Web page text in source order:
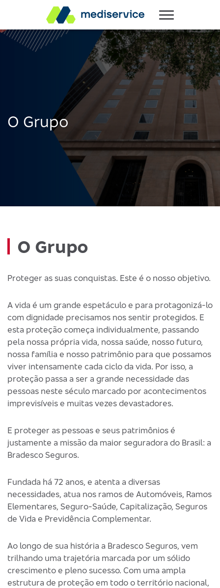
O Grupo
O Grupo
Proteger as suas conquistas. Este é o nosso objetivo.
A vida é um grande espetáculo e para protagonizá-lo
com dignidade precisamos nos sentir protegidos. E
esta proteção começa individualmente, passando
pela nossa própria vida, nossa saúde, nosso futuro,
nossa família e nosso patrimônio para que possamos
viver intensamente cada ciclo da vida. Por isso, a
proteção passa a ser a grande necessidade das
pessoas neste século marcado por acontecimentos
imprevisíveis e muitas vezes devastadores.
E proteger as pessoas e seus patrimônios é
justamente a missão da maior seguradora do Brasil: a
Bradesco Seguros.
Fundada há 72 anos, e atenta a diversas
necessidades, atua nos ramos de Automóveis, Ramos
Elementares, Seguro-Saúde, Capitalização, Seguros
de Vida e Previdência Complementar.
Ao longo de sua história a Bradesco Seguros, vem
trilhando uma trajetória marcada por um sólido
crescimento e pleno sucesso. Com uma ampla
estrutura de proteção em todo o território nacional,